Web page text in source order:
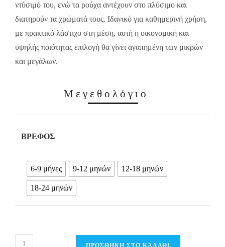
ντύσιμό του, ενώ τα ρούχα αντέχουν στο πλύσιμο και
διατηρούν τα χρώματά τους. Ιδανικό για καθημερινή χρήση,
με πρακτικό λάστιχο στη μέση, αυτή η οικονομική και
υψηλής ποιότητας επιλογή θα γίνει αγαπημένη των μικρών
και μεγάλων.
Μεγεθολόγιο
ΒΡΈΦΟΣ
6-9 μήνες 9-12 μηνών 12-18 μηνών
18-24 μηνών
Βρεφικό
ΠΡΟΣΘΉΚΗ ΣΤΟ ΚΑΛΆΘΙ